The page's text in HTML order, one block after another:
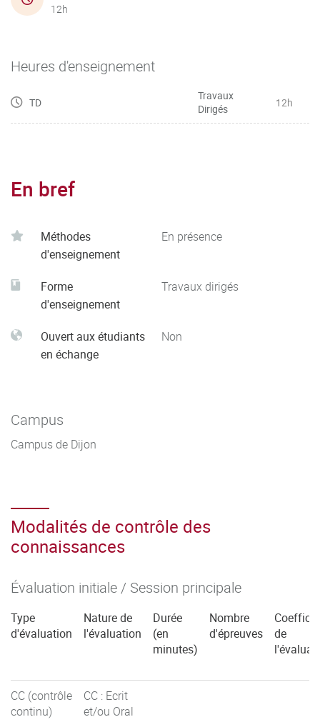
12h
Heures d'enseignement
TD
Travaux
Dirigés
12h
En bref
Méthodes
d'enseignement
En présence
Forme
d'enseignement
Travaux dirigés
Ouvert aux étudiants
en échange
Non
Campus
Campus de Dijon
Modalités de contrôle des
connaissances
Évaluation initiale / Session principale
Type
d'évaluation
Nature de
l'évaluation
Durée
(en
minutes)
Nombre
d'épreuves
de
CC (contrôle
continu)
CC : Ecrit
et/ou Oral